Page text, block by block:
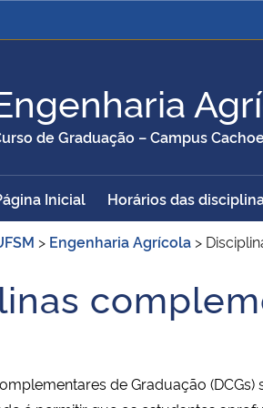
Ministério da Justiça e
Ministério da Educação
Ministério do Turismo
Gabinete de Segurança
de Graduação – Campus
Principal do Sítio
Inicial Horários das
> Engenharia Agrícola >
de Graduação